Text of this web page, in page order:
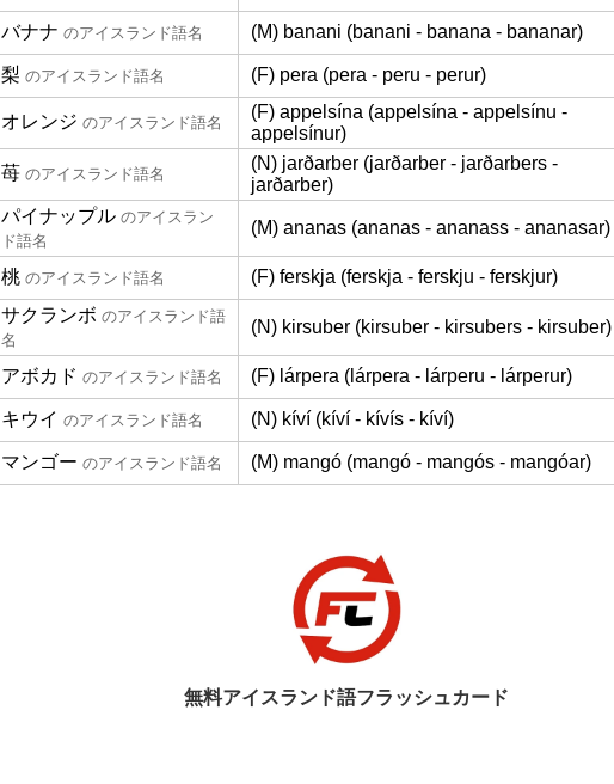
バナナ のアイスランド語名 (M) banani (banani - banana - bananar)
梨 のアイスランド語名 (F) pera (pera - peru - perur)
オレンジ のアイスランド語名
(F) appelsína (appelsína - appelsínu -
appelsínur)
苺 のアイスランド語名
(N) jarðarber (jarðarber - jarðarbers -
jarðarber)
パイナップル のアイスラン
ド語名
(M) ananas (ananas - ananass - ananasar)
桃 のアイスランド語名
(F) ferskja (ferskja - ferskju - ferskjur)
サクランボ のアイスランド語
名
(N) kirsuber (kirsuber - kirsubers - kirsuber)
アボカド のアイスランド語名 (F) lárpera (lárpera - lárperu - lárperur)
キウイ のアイスランド語名 (N) kíví (kíví - kívís - kíví)
マンゴー のアイスランド語名 (M) mangó (mangó - mangós - mangóar)
無料アイスランド語フラッシュカード